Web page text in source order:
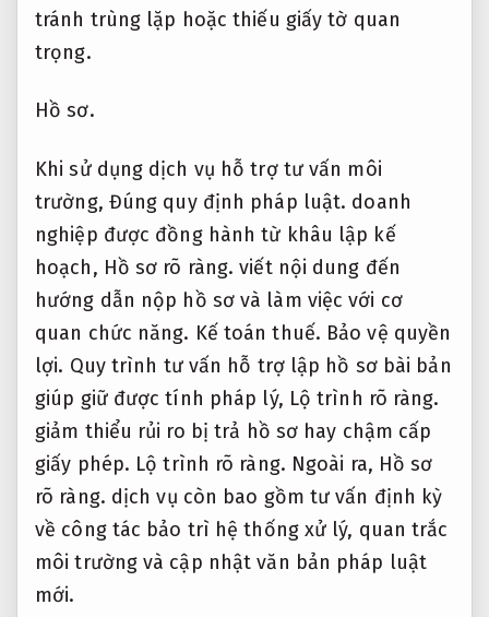
tránh trùng lặp hoặc thiếu giấy tờ quan
trọng.
Hồ sơ.
Khi sử dụng dịch vụ hỗ trợ tư vấn môi
trường, Đúng quy định pháp luật. doanh
nghiệp được đồng hành từ khâu lập kế
hoạch, Hồ sơ rõ ràng. viết nội dung đến
hướng dẫn nộp hồ sơ và làm việc với cơ
quan chức năng. Kế toán thuế. Bảo vệ quyền
lợi. Quy trình tư vấn hỗ trợ lập hồ sơ bài bản
giúp giữ được tính pháp lý, Lộ trình rõ ràng.
giảm thiểu rủi ro bị trả hồ sơ hay chậm cấp
giấy phép. Lộ trình rõ ràng. Ngoài ra, Hồ sơ
rõ ràng. dịch vụ còn bao gồm tư vấn định kỳ
về công tác bảo trì hệ thống xử lý, quan trắc
môi trường và cập nhật văn bản pháp luật
mới.